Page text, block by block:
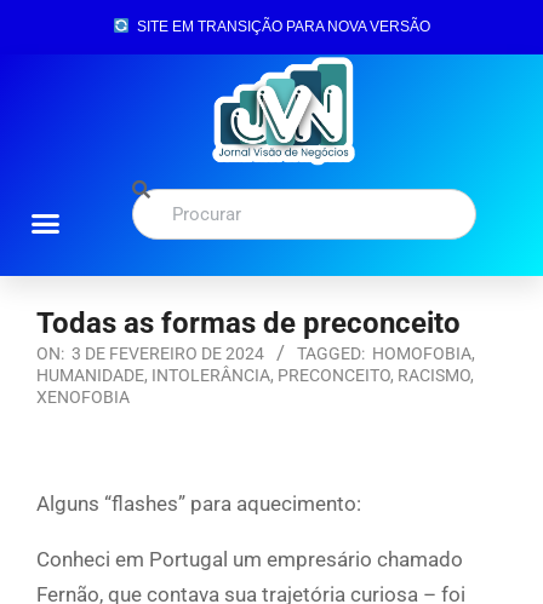
SITE EM TRANSIÇÃO PARA NOVA VERSÃO
Todas as formas de preconceito
ON: 3 DE FEVEREIRO DE 2024 TAGGED: HOMOFOBIA,
HUMANIDADE, INTOLERÂNCIA, PRECONCEITO, RACISMO,
XENOFOBIA
Alguns “flashes” para aquecimento:
Conheci em Portugal um empresário chamado
Fernão, que contava sua trajetória curiosa – foi